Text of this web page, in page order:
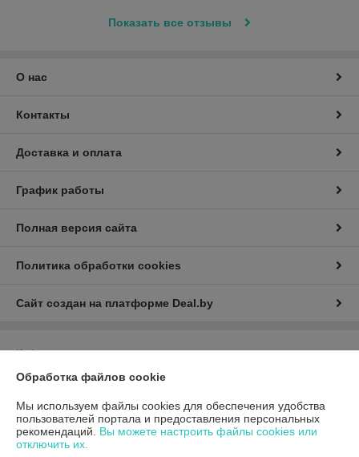
Показать все отзывы
О нас
Контакты
Доставка и оплата
График работы
Полная версия сайта
Политика обработки cookies
Сайт создан на платформе Deal.by
Информация для покупателя
Юридическое лицо:Общество с ограниченной ответственностью
г. Минск, ул. Инженерная, 28, каб. 11
Регистрационный номер ЕГР: 193790359
Обработка файлов cookie
Мы используем файлы cookies для обеспечения удобства
пользователей портала и предоставления персональных
рекомендаций. Вы можете настроить файлы cookies или
отключить их.